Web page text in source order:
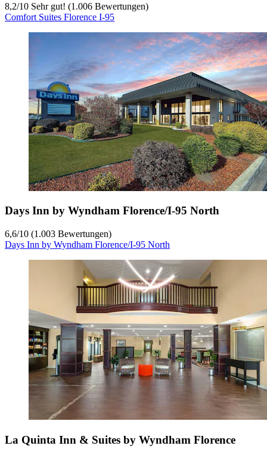
8,2/10 Sehr gut! (1.006 Bewertungen)
Comfort Suites Florence I-95
Days Inn by Wyndham Florence/I-95 North
6,6/10 (1.003 Bewertungen)
Days Inn by Wyndham Florence/I-95 North
La Quinta Inn & Suites by Wyndham Florence